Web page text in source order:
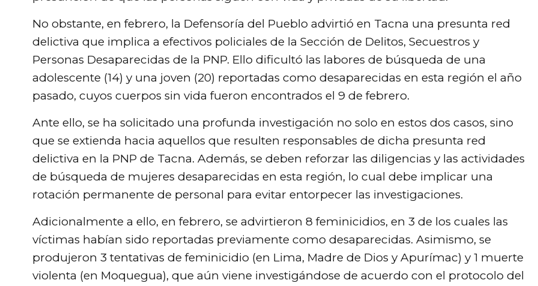
No obstante, en febrero, la Defensoría del Pueblo advirtió en Tacna una presunta red
delictiva que implica a efectivos policiales de la Sección de Delitos, Secuestros y
Personas Desaparecidas de la PNP. Ello dificultó las labores de búsqueda de una
adolescente (14) y una joven (20) reportadas como desaparecidas en esta región el año
pasado, cuyos cuerpos sin vida fueron encontrados el 9 de febrero.
Ante ello, se ha solicitado una profunda investigación no solo en estos dos casos, sino
que se extienda hacia aquellos que resulten responsables de dicha presunta red
delictiva en la PNP de Tacna. Además, se deben reforzar las diligencias y las actividades
de búsqueda de mujeres desaparecidas en esta región, lo cual debe implicar una
rotación permanente de personal para evitar entorpecer las investigaciones.
Adicionalmente a ello, en febrero, se advirtieron 8 feminicidios, en 3 de los cuales las
víctimas habían sido reportadas previamente como desaparecidas. Asimismo, se
produjeron 3 tentativas de feminicidio (en Lima, Madre de Dios y Apurímac) y 1 muerte
violenta (en Moquegua), que aún viene investigándose de acuerdo con el protocolo del